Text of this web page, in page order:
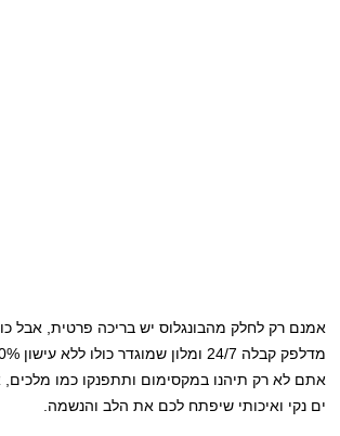
אמנם רק לחלק מהבונגלוס יש בריכה פרטית, אבל
אתם לא רק תיהנו במקסימום ותתפנקו כמו מלכים,
ים נקי ואיכותי שיפתח לכם את הלב והנשמה.